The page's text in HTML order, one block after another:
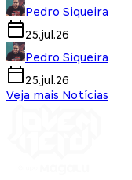
Pedro Siqueira
25.jul.26
Pedro Siqueira
25.jul.26
Veja mais Notícias